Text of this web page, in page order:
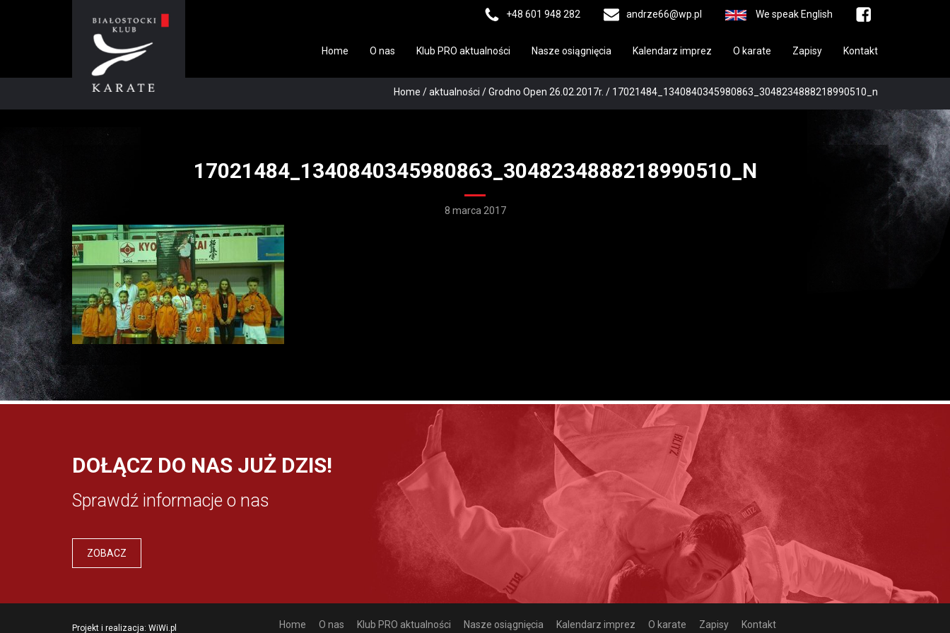
+48 601 948 282 andrze66@wp.pl We speak English
Home O nas Klub PRO aktualności Nasze osiągnięcia Kalendarz imprez O karate Zapisy Kontakt
Home /aktualności /Grodno Open 26.02.2017r. / 17021484_1340840345980863_3048234888218990510_n
17021484_1340840345980863_3048234888218990510_N
8 marca 2017
DOŁĄCZ DO NAS JUŻ DZIS!
Sprawdź informacje o nas
ZOBACZ
Home O nas Klub PRO aktualności Nasze osiągnięcia Kalendarz imprez O karate Zapisy Kontakt
Projekt i realizacja: WiWi.pl